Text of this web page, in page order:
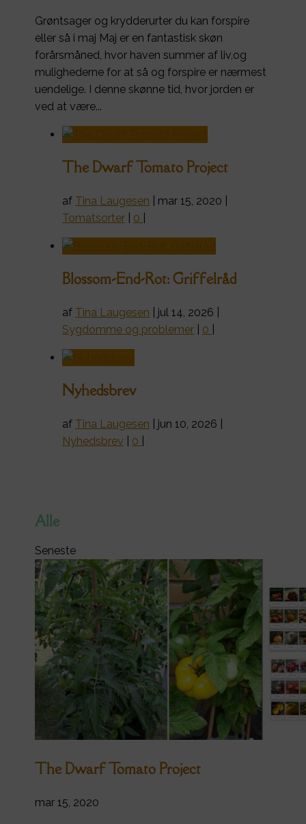
Grøntsager og krydderurter du kan forspire
eller så i maj Maj er en fantastisk skøn
forårsmåned, hvor haven summer af liv,og
mulighederne for at så og forspire er nærmest
uendelige. I denne skønne tid, hvor jorden er
ved at være...
The Dwarf Tomato Project
af Tina Laugesen mar 15, 2020
Tomatsorter
0
Blossom-End-Rot: Griffelråd
af Tina Laugesen jul 14, 2026
Sygdomme og problemer
0
Nyhedsbrev
af Tina Laugesen jun 10, 2026
Nyhedsbrev
0
Alle
Seneste
The Dwarf Tomato Project
mar 15, 2020